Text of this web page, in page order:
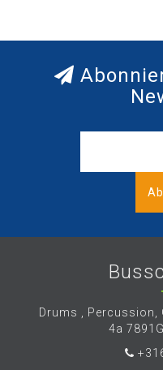
Drums , Percussion,
4a